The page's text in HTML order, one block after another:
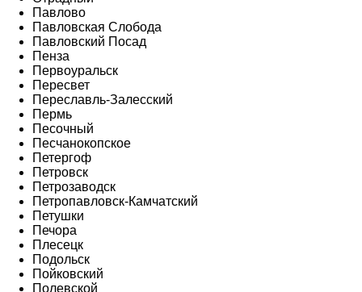
Павлово
Павловская Слобода
Павловский Посад
Пенза
Первоуральск
Пересвет
Переславль-Залесский
Пермь
Песочный
Песчанокопское
Петергоф
Петровск
Петрозаводск
Петропавловск-Камчатский
Петушки
Печора
Плесецк
Подольск
Пойковский
Полевской